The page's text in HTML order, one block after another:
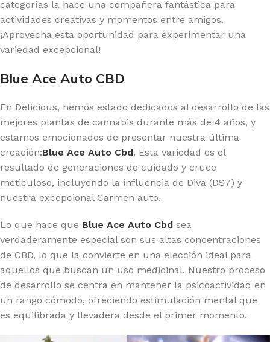
categorías la hace una compañera fantástica para
actividades creativas y momentos entre amigos.
¡Aprovecha esta oportunidad para experimentar una
variedad excepcional!
Blue Ace Auto CBD
En Delicious, hemos estado dedicados al desarrollo de las
mejores plantas de cannabis durante más de 4 años, y
estamos emocionados de presentar nuestra última
creación:Blue Ace Auto Cbd. Esta variedad es el
resultado de generaciones de cuidado y cruce
meticuloso, incluyendo la influencia de Diva (DS7) y
nuestra excepcional Carmen auto.
Lo que hace que Blue Ace Auto Cbd sea
verdaderamente especial son sus altas concentraciones
de CBD, lo que la convierte en una elección ideal para
aquellos que buscan un uso medicinal. Nuestro proceso
de desarrollo se centra en mantener la psicoactividad en
un rango cómodo, ofreciendo estimulación mental que
es equilibrada y llevadera desde el primer momento.